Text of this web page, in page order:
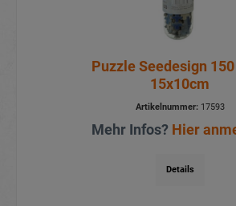
Puzzle Seedesign
15x10cm
Artikelnummer:17593
Mehr Infos? Hier
Details